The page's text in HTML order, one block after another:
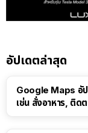
อัปเดตล่าสุด
Google Maps อัป
เช่น สั่งอาหาร, ติด